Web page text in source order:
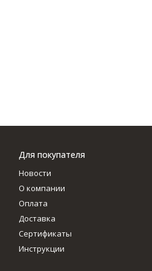
Для покупателя
Новости
О компании
Оплата
Доставка
Сертификаты
Инструкции